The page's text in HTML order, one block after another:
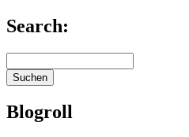
Search:
Blogroll